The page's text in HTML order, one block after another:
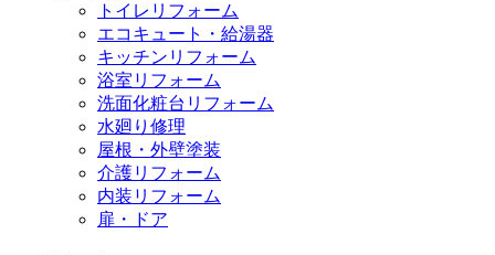
トイレリフォーム
エコキュート・給湯器
キッチンリフォーム
浴室リフォーム
洗面化粧台リフォーム
水廻り修理
屋根・外壁塗装
介護リフォーム
内装リフォーム
扉・ドア